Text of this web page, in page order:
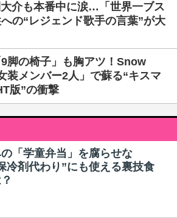
介も本番中に涙…「世界一ブス
の“レジェンド歌手の言葉”が大
脚の椅子」も胸アツ！Snow
装メンバー2人」で蘇る“キスマ
版”の衝撃
「学童弁当」を腐らせな
冷剤代わり”にも使える裏技食